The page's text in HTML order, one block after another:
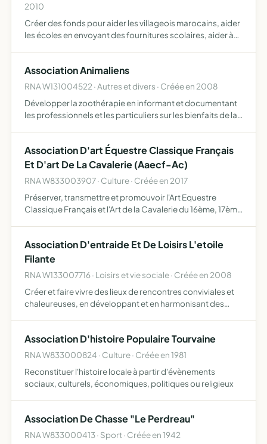
2010
Créer des fonds pour aider les villageois marocains, aider
les écoles en envoyant des fournitures scolaires, aider à
Association Animaliens
RNA W131004522 · Autres et divers · Créée en 2008
Développer la zoothérapie en informant et documentant
les professionnels et les particuliers sur les bienfaits de la
Association D'art Équestre Classique Français
Et D'art De La Cavalerie (Aaecf-Ac)
RNA W833003907 · Culture · Créée en 2017
Préserver, transmettre et promouvoir l'Art Equestre
Classique Français et l'Art de la Cavalerie du 16ème, 17ème
Association D'entraide Et De Loisirs L'etoile
Filante
RNA W133007716 · Loisirs et vie sociale · Créée en 2008
Créer et faire vivre des lieux de rencontres conviviales et
chaleureuses, en développant et en harmonisant des
Association D'histoire Populaire Tourvaine
RNA W833000824 · Culture · Créée en 1981
Reconstituer l'histoire locale à partir d'évènements
sociaux, culturels, économiques, politiques ou religieux
Association De Chasse "Le Perdreau"
RNA W833000413 · Sport · Créée en 1942